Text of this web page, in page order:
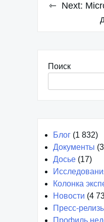
Next:
Поиск
Блог (1 832)
Документы
Досье (17)
Колонка
Новости (4
Пресс-
Профиль